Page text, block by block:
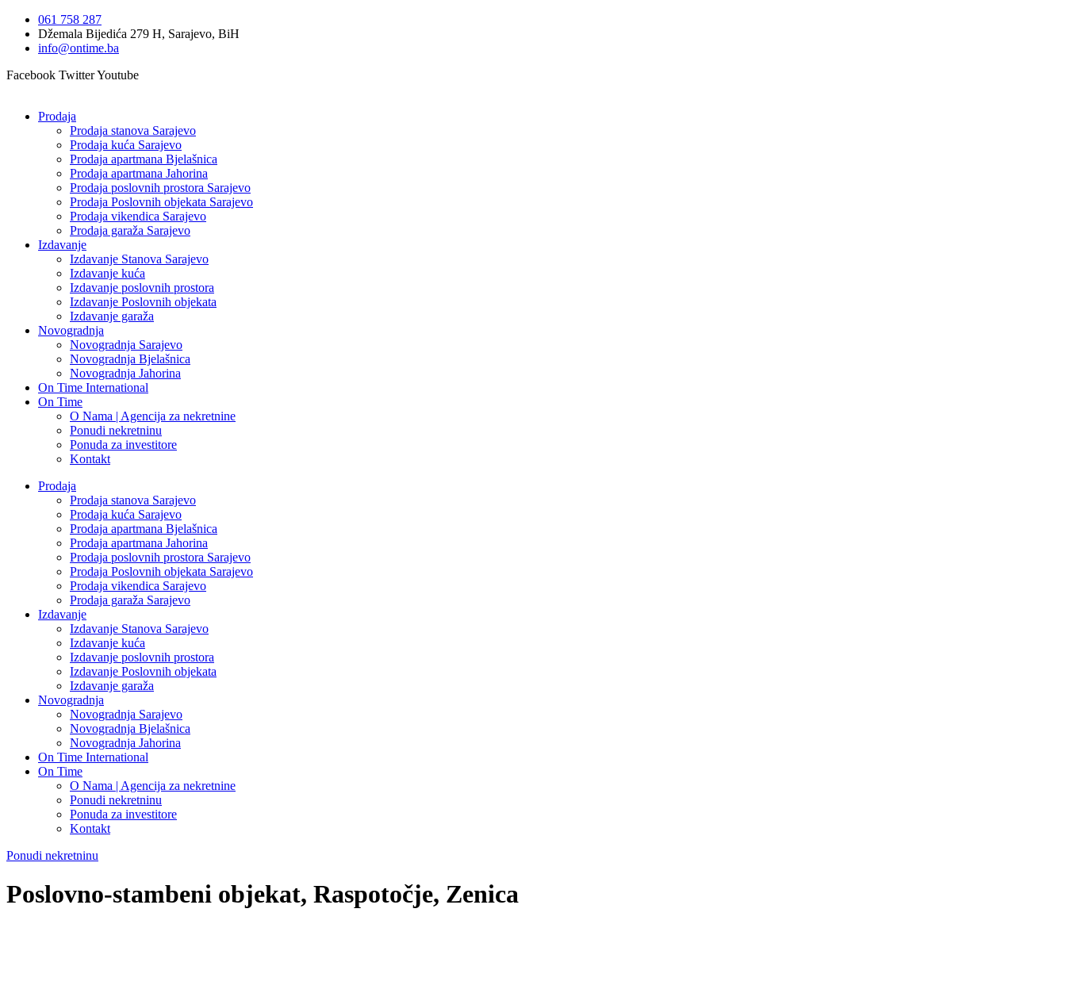
sadržaj
061 758 287
Džemala Bijedića 279 H, Sarajevo, BiH
info@ontime.ba
Facebook TwitterYoutube
Prodaja
Prodaja stanova Sarajevo
Prodaja kuća Sarajevo
Prodaja apartmana Bjelašnica
Prodaja apartmana Jahorina
Prodaja poslovnih prostora Sarajevo
Prodaja Poslovnih objekata Sarajevo
Prodaja vikendica Sarajevo
Prodaja garaža Sarajevo
Izdavanje
Izdavanje Stanova Sarajevo
Izdavanje kuća
Izdavanje poslovnih prostora
Izdavanje Poslovnih objekata
Izdavanje garaža
Novogradnja
Novogradnja Sarajevo
Novogradnja Bjelašnica
Novogradnja Jahorina
On Time International
On Time
O Nama | Agencija za nekretnine
Ponudi nekretninu
Ponuda za investitore
Kontakt
Prodaja
Prodaja stanova Sarajevo
Prodaja kuća Sarajevo
Prodaja apartmana Bjelašnica
Prodaja apartmana Jahorina
Prodaja poslovnih prostora Sarajevo
Prodaja Poslovnih objekata Sarajevo
Prodaja vikendica Sarajevo
Prodaja garaža Sarajevo
Izdavanje
Izdavanje Stanova Sarajevo
Izdavanje kuća
Izdavanje poslovnih prostora
Izdavanje Poslovnih objekata
Izdavanje garaža
Novogradnja
Novogradnja Sarajevo
Novogradnja Bjelašnica
Novogradnja Jahorina
On Time International
On Time
O Nama | Agencija za nekretnine
Ponudi nekretninu
Ponuda za investitore
Kontakt
Ponudi nekretninu
Poslovno-stambeni objekat, Raspotočje, Zenica